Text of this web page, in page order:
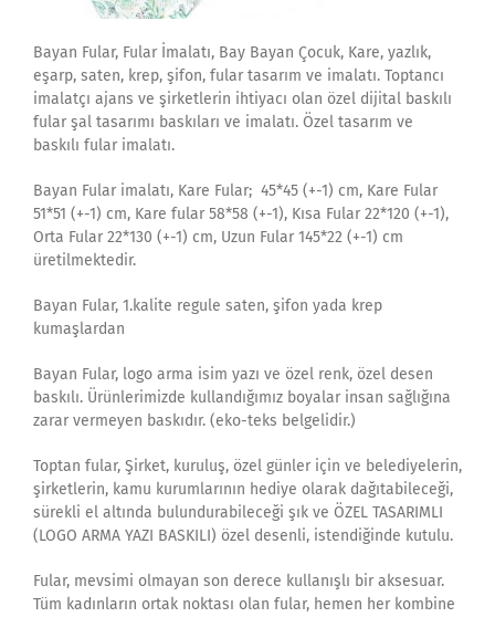
Bayan Fular, Fular İmalatı, Bay Bayan Çocuk, Kare, yazlık,
eşarp, saten, krep, şifon, fular tasarım ve imalatı. Toptancı
imalatçı ajans ve şirketlerin ihtiyacı olan özel dijital baskılı
fular şal tasarımı baskıları ve imalatı. Özel tasarım ve
baskılı fular imalatı.
Bayan Fular imalatı, Kare Fular; 45*45 (+-1) cm, Kare Fular
51*51 (+-1) cm, Kare fular 58*58 (+-1), Kısa Fular 22*120 (+-1),
Orta Fular 22*130 (+-1) cm, Uzun Fular 145*22 (+-1) cm
üretilmektedir.
Bayan Fular, 1.kalite regule saten, şifon yada krep
kumaşlardan
Bayan Fular, logo arma isim yazı ve özel renk, özel desen
baskılı. Ürünlerimizde kullandığımız boyalar insan sağlığına
zarar vermeyen baskıdır. (eko-teks belgelidir.)
Toptan fular, Şirket, kuruluş, özel günler için ve belediyelerin,
şirketlerin, kamu kurumlarının hediye olarak dağıtabileceği,
sürekli el altında bulundurabileceği şık ve ÖZEL TASARIMLI
(LOGO ARMA YAZI BASKILI) özel desenli, istendiğinde kutulu.
Fular, mevsimi olmayan son derece kullanışlı bir aksesuar.
Tüm kadınların ortak noktası olan fular, hemen her kombine